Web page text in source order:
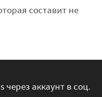
составит не
через аккаунт в соц.